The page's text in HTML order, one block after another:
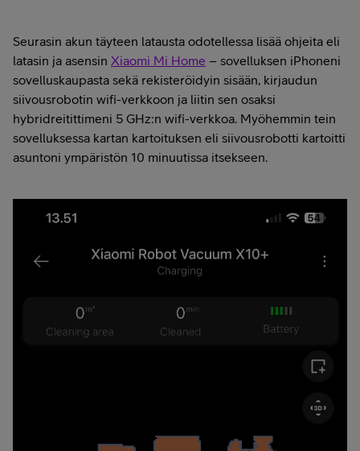
Seurasin akun täyteen latausta odotellessa lisää ohjeita eli
latasin ja asensin Xiaomi Mi Home – sovelluksen iPhoneni
sovelluskaupasta sekä rekisteröidyin sisään, kirjaudun
siivousrobotin wifi-verkkoon ja liitin sen osaksi
hybridreitittimeni 5 GHz:n wifi-verkkoa. Myöhemmin tein
sovelluksessa kartan kartoituksen eli siivousrobotti kartoitti
asuntoni ympäristön 10 minuutissa itsekseen.